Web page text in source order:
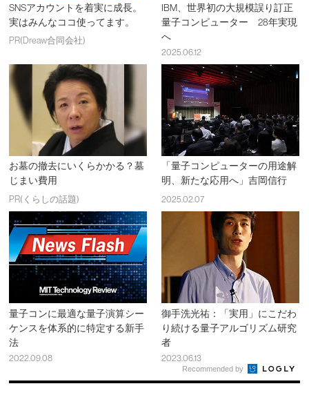
SNSアカウントを着実に成長。
実はみんなココ使ってます。
PR(Dreaw合同会社)
IBM、世界初の大規模誤り訂正
量子コンピューター 28年実現
へ
2025.06.12
お墓の撤去にいくらかかる？墓
じまい費用
PR(くらしの話題)
「量子コンピューターの用途解
明、新たな応用へ」吉岡信行
2025.02.07
量子コンに最適な量子演算シー
ケンスを体系的に特定する新手
法
2022.09.08
御手洗光祐：「実用」にこだわ
り続ける量子アルゴリズム研究
者
2023.06.13
Recommended by